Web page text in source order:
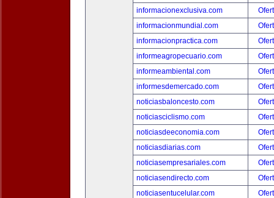
informacionexclusiva.com
informacionmundial.com
informacionpractica.com
informeagropecuario.com
informeambiental.com
informesdemercado.com
noticiasbaloncesto.com
noticiasciclismo.com
noticiasdeeconomia.com
noticiasdiarias.com
noticiasempresariales.com
noticiasendirecto.com
noticiasentucelular.com